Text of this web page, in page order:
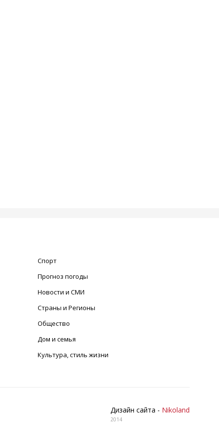
Спорт
Прогноз погоды
Новости и СМИ
Страны и Регионы
Общество
Дом и семья
Культура, стиль жизни
Дизайн сайта - Nikoland
2014